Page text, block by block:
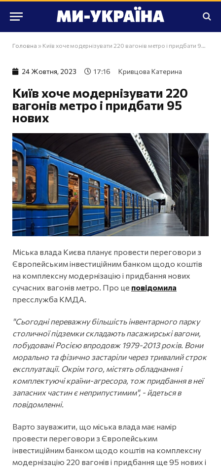
Головна » Київ хоче модернізувати 220 вагонів метро і придбати 95 нових
24 Жовтня, 2023 17:16 Кривцова Катерина
Київ хоче модернізувати 220
вагонів метро і придбати 95
нових
Міська влада Києва планує провести переговори з
Європейським інвестиційним банком щодо коштів
на комплексну модернізацію і придбання нових
сучасних вагонів метро. Про це повідомила
пресслужба КМДА.
"Сьогодні переважну більшість інвентарного парку
столичної підземки складають пасажирські вагони,
побудовані Росією впродовж 1979-2013 років. Вони
морально та фізично застаріли через тривалий строк
експлуатації. Окрім того, містять обладнання і
комплектуючі країни-агресора, тож придбання в неї
запасних частин є неприпустимим", - йдеться в
повідомленні.
Варто зауважити, що міська влада має намір
провести переговори з Європейським
інвестиційним банком щодо коштів на комплексну
модернізацію 220 вагонів і придбання ще 95 нових і